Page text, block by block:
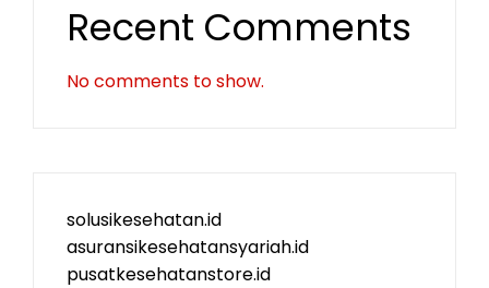
Recent Comments
No comments to show.
solusikesehatan.id
asuransikesehatansyariah.id
pusatkesehatanstore.id